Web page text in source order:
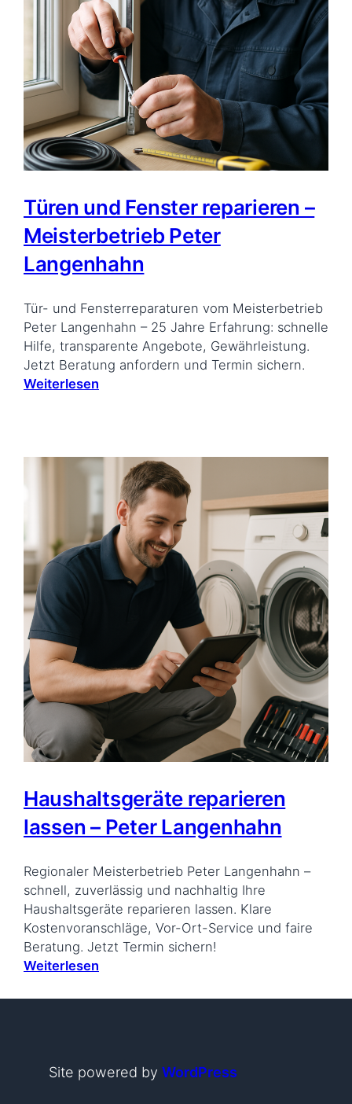
Türen und Fenster reparieren –
Meisterbetrieb Peter
Langenhahn
Tür- und Fensterreparaturen vom Meisterbetrieb
Peter Langenhahn – 25 Jahre Erfahrung: schnelle
Hilfe, transparente Angebote, Gewährleistung.
Jetzt Beratung anfordern und Termin sichern.
Weiterlesen
Haushaltsgeräte reparieren
lassen – Peter Langenhahn
Regionaler Meisterbetrieb Peter Langenhahn –
schnell, zuverlässig und nachhaltig Ihre
Haushaltsgeräte reparieren lassen. Klare
Kostenvoranschläge, Vor-Ort-Service und faire
Beratung. Jetzt Termin sichern!
Weiterlesen
Site powered byWordPress